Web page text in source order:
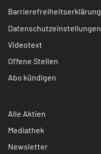
Barrierefreiheitserklärung
Datenschutzeinstellungen
Videotext
Offene Stellen
Abo kündigen
Alle Aktien
Mediathek
Newsletter